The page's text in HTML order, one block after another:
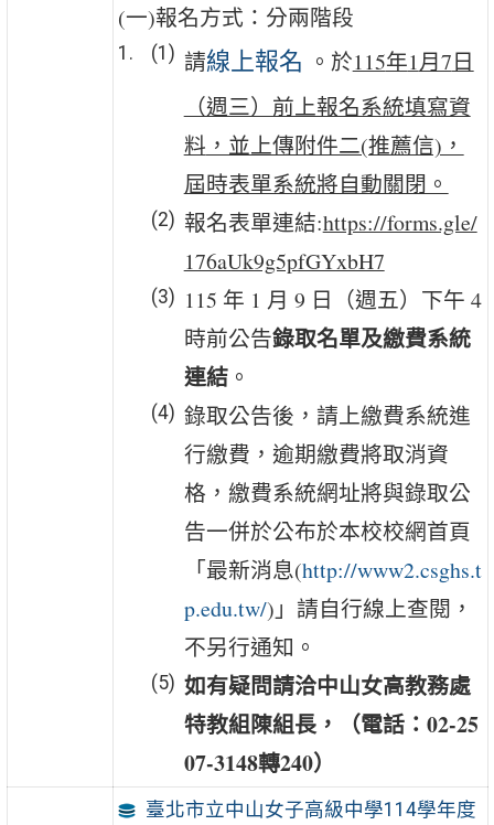
(一)報名方式：分兩階段
請線上報名 。 於115年1月7日
（週三）前上報名系統填寫資
料 ，並上傳附件二(推薦信)，
屆時表單系統將自動關閉。
報名表單連結:https://forms.gle/
176aUk9g5pfGYxbH7
115 年 1 月 9 日（週五）下午 4
時前公告錄取名單及繳費系統
連結。
錄取公告後，請上繳費系統進
行繳費，逾期繳費將取消資
格，繳費系統網址將與錄取公
告一併於公布於本校校網首頁
「最新消息(http://www2.csghs.t
p.edu.tw/)」請自行線上查閱，
不另行通知。
如有疑問請洽中山女高教務處
特教組陳組長，（電話： 02-25
07-3148轉240）
臺北市立中山女子高級中學114學年度